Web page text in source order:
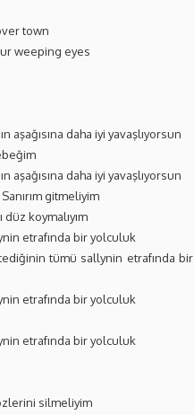
town
weeping eyes
aşağısına daha iyi yavaşlıyorsun
aşağısına daha iyi yavaşlıyorsun
gitmeliyim
koymalıyım
etrafında bir yolculuk
tümü sallynin etrafında bir
etrafında bir yolculuk
etrafında bir yolculuk
silmeliyim